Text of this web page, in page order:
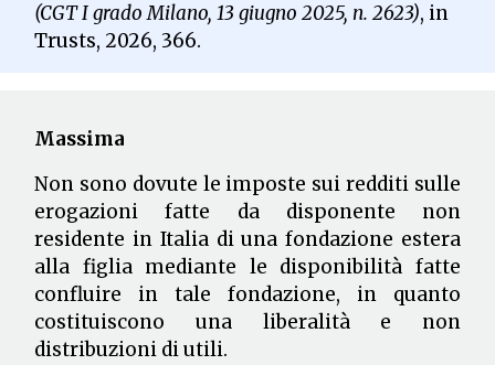
(CGT I grado Milano, 13 giugno 2025, n. 2623), in
Trusts, 2026, 366.
Massima
Non sono dovute le imposte sui redditi sulle
erogazioni fatte da disponente non
residente in Italia di una fondazione estera
alla figlia mediante le disponibilità fatte
confluire in tale fondazione, in quanto
costituiscono una liberalità e non
distribuzioni di utili.